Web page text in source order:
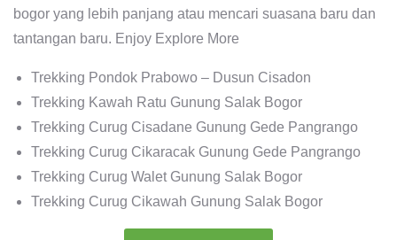
bogor yang lebih panjang atau mencari suasana baru dan
tantangan baru. Enjoy Explore More
Trekking Pondok Prabowo – Dusun Cisadon
Trekking Kawah Ratu Gunung Salak Bogor
Trekking Curug Cisadane Gunung Gede Pangrango
Trekking Curug Cikaracak Gunung Gede Pangrango
Trekking Curug Walet Gunung Salak Bogor
Trekking Curug Cikawah Gunung Salak Bogor